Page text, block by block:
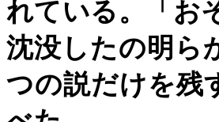
れている。「お
沈没したの明ら
つの説だけを残